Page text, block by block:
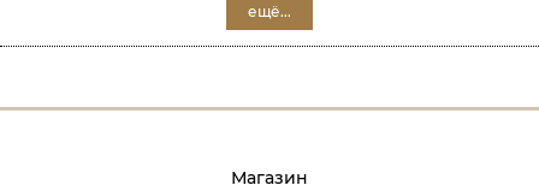
ещё...
Магазин